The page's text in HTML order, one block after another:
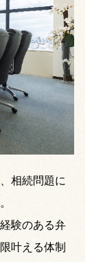
相続問題に
験のある弁
叶える体制